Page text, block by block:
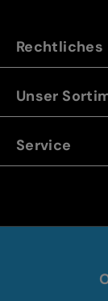
Rechtliches
Unser
Service